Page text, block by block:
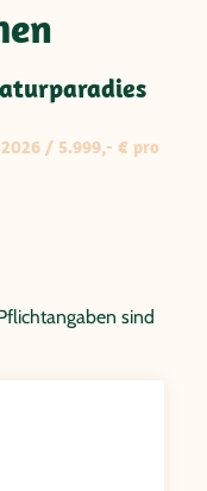
/ 5.999,- € pro
sind